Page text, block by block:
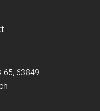
65, 63849